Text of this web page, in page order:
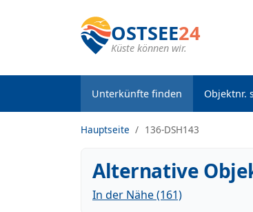
OSTSEE24
Küste können wir.
Unterkünfte finden Objektnr.
Hauptseite 136-DSH143
Alternative
In der Nähe (161)